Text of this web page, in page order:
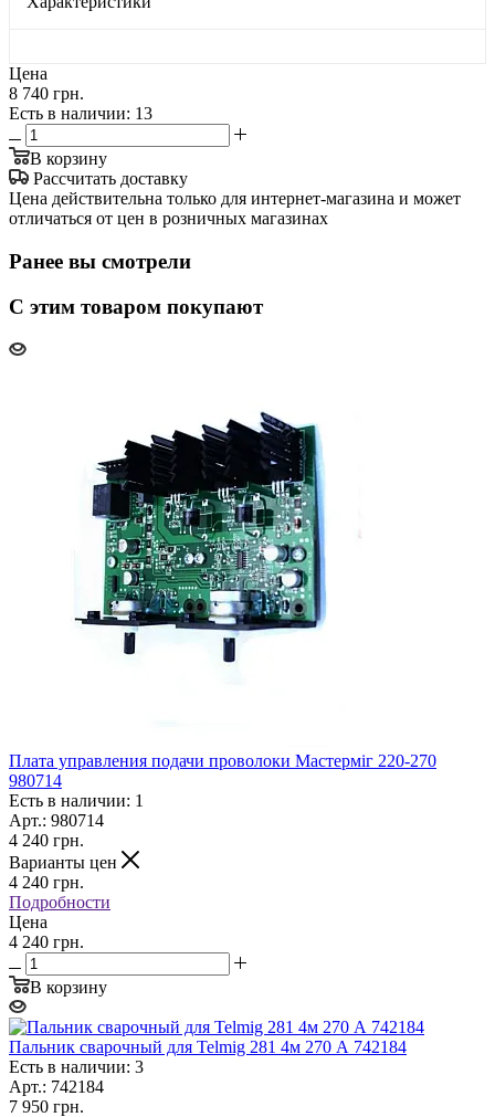
Цена
8 740 грн.
Есть в наличии: 13
В корзину
Рассчитать доставку
Цена действительна только для интернет-магазина и может
отличаться от цен в розничных магазинах
Ранее вы смотрели
С этим товаром покупают
Плата управления подачи проволоки Мастерміг 220-270
980714
Есть в наличии: 1
Арт.: 980714
4 240 грн.
Варианты цен
4 240 грн.
Подробности
Цена
4 240 грн.
В корзину
Пальник сварочный для Telmig 281 4м 270 А 742184
Есть в наличии: 3
Арт.: 742184
7 950 грн.